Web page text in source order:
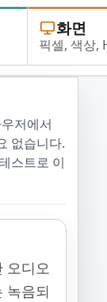
화면
픽셀, 색상,
저에서
없습니다.
스트로 이
오디오
녹음되